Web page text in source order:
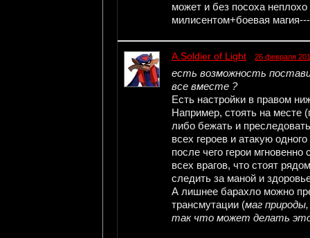
может и без посоха
милисентом+боевая магия---
A.Soldier of Light 26 февраля
есть возможность
все вместе ?
Есть настройки в правом
Например, стоять на месте
либо бежать и
всех героев и атакую
после чего герои
всех врагов, что стоят
следить за маной и
А лишнее барахло можно
трансмутации (маг
так что может делать